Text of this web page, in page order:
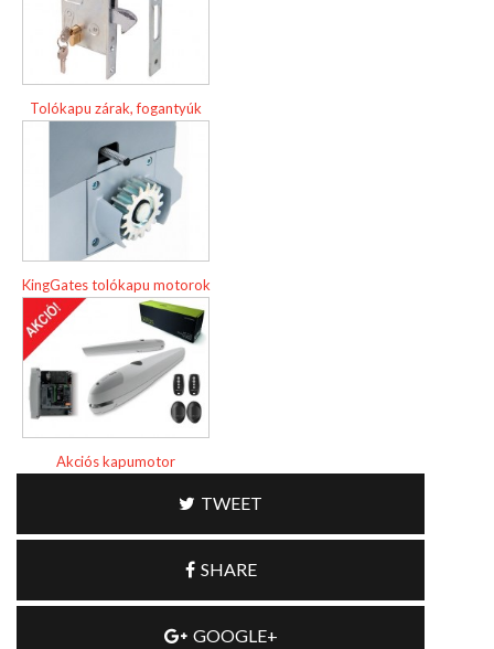
Tolókapu zárak, fogantyúk
KingGates tolókapu motorok
Akciós kapumotor
TWEET
SHARE
GOOGLE+